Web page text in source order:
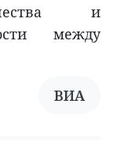
и
между
ВИА